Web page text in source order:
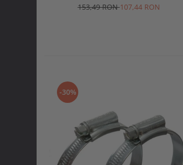
153,49 RON107,44 RON
-30%